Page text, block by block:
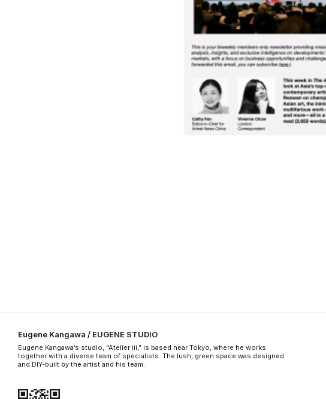
Eugene Kangawa / EUGENE STUDIO
Eugene Kangawa’s studio, “Atelier iii,” is based near Tokyo, where he works
together with a diverse team of specialists. The lush, green space was designed
and DIY-built by the artist and his team.